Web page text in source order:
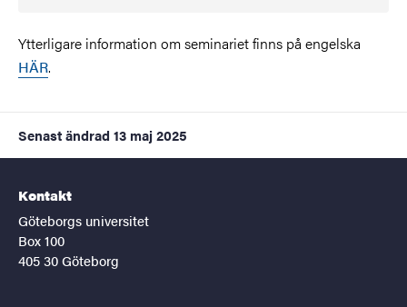
Ytterligare information om seminariet finns på engelska
HÄR.
Senast ändrad 13 maj 2025
Kontakt
Göteborgs universitet
Box 100
405 30 Göteborg